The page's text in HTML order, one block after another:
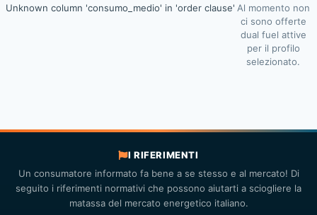
Unknown column 'consumo_medio' in 'order clause' Al momento non
ci sono offerte
dual fuel attive
per il profilo
selezionato.
I RIFERIMENTI
Un consumatore informato fa bene a se stesso e al mercato! Di
seguito i riferimenti normativi che possono aiutarti a sciogliere la
matassa del mercato energetico italiano.